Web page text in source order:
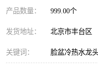
产品数量： 999.00个
发货地址： 北京市丰台区
关键词： 脸盆冷热水龙